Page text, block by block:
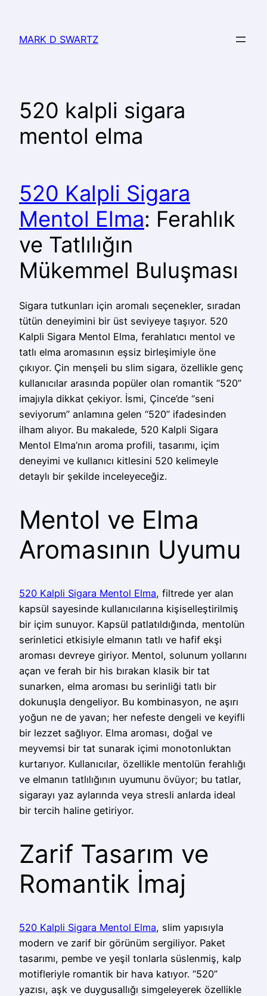
MARK D SWARTZ
520 kalpli sigara
mentol elma
520 Kalpli Sigara
Mentol Elma: Ferahlık
ve Tatlılığın
Mükemmel Buluşması
Sigara tutkunları için aromalı seçenekler, sıradan
tütün deneyimini bir üst seviyeye taşıyor. 520
Kalpli Sigara Mentol Elma, ferahlatıcı mentol ve
tatlı elma aromasının eşsiz birleşimiyle öne
çıkıyor. Çin menşeli bu slim sigara, özellikle genç
kullanıcılar arasında popüler olan romantik “520”
imajıyla dikkat çekiyor. İsmi, Çince’de “seni
seviyorum” anlamına gelen “520” ifadesinden
ilham alıyor. Bu makalede, 520 Kalpli Sigara
Mentol Elma’nın aroma profili, tasarımı, içim
deneyimi ve kullanıcı kitlesini 520 kelimeyle
detaylı bir şekilde inceleyeceğiz.
Mentol ve Elma
Aromasının Uyumu
520 Kalpli Sigara Mentol Elma, filtrede yer alan
kapsül sayesinde kullanıcılarına kişiselleştirilmiş
bir içim sunuyor. Kapsül patlatıldığında, mentolün
serinletici etkisiyle elmanın tatlı ve hafif ekşi
aroması devreye giriyor. Mentol, solunum yollarını
açan ve ferah bir his bırakan klasik bir tat
sunarken, elma aroması bu serinliği tatlı bir
dokunuşla dengeliyor. Bu kombinasyon, ne aşırı
yoğun ne de yavan; her nefeste dengeli ve keyifli
bir lezzet sağlıyor. Elma aroması, doğal ve
meyvemsi bir tat sunarak içimi monotonluktan
kurtarıyor. Kullanıcılar, özellikle mentolün ferahlığı
ve elmanın tatlılığının uyumunu övüyor; bu tatlar,
sigarayı yaz aylarında veya stresli anlarda ideal
bir tercih haline getiriyor.
Zarif Tasarım ve
Romantik İmaj
520 Kalpli Sigara Mentol Elma, slim yapısıyla
modern ve zarif bir görünüm sergiliyor. Paket
tasarımı, pembe ve yeşil tonlarla süslenmiş, kalp
motifleriyle romantik bir hava katıyor. “520”
yazısı, aşk ve duygusallığı simgeleyerek özellikle